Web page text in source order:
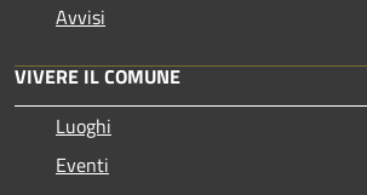
Avvisi
VIVERE IL COMUNE
Luoghi
Eventi